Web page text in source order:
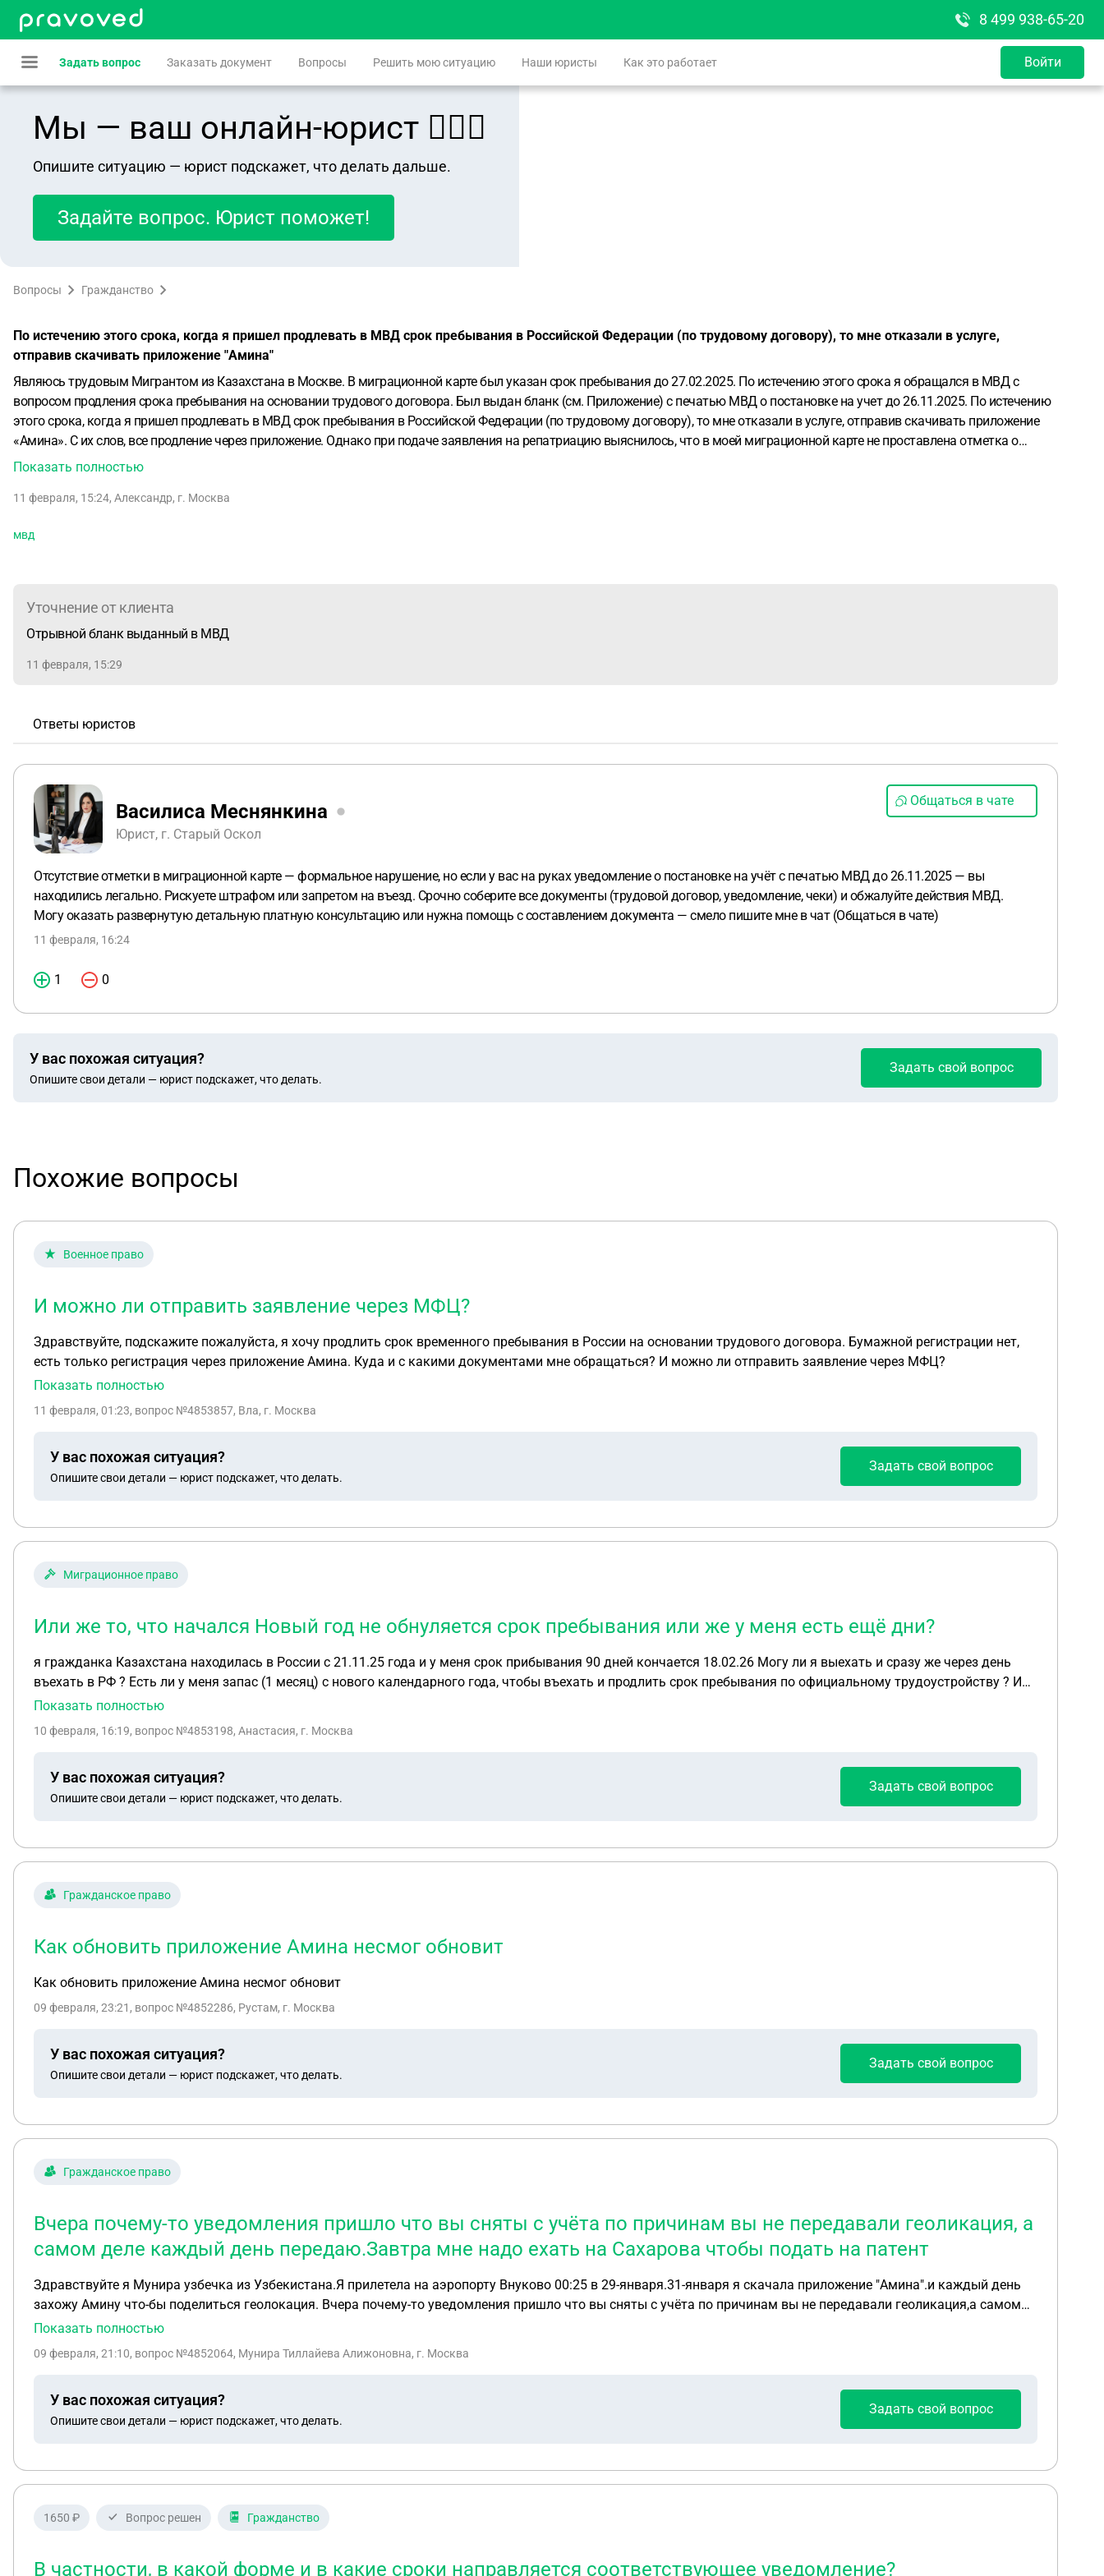
8 499 938-65-20
Задать вопрос Заказать документ Вопросы Решить мою ситуацию Наши юристы Как это работает Войти
Мы — ваш онлайн-юрист 👨🏻‍⚖️
Опишите ситуацию — юрист подскажет, что делать дальше.
Задайте вопрос. Юрист поможет!
Вопросы Гражданство
По истечению этого срока, когда я пришел продлевать в МВД срок пребывания в Российской Федерации (по трудовому договору), то мне отказали в услуге,
отправив скачивать приложение "Амина"
Являюсь трудовым Мигрантом из Казахстана в Москве. В миграционной карте был указан срок пребывания до 27.02.2025. По истечению этого срока я обращался в МВД с
вопросом продления срока пребывания на основании трудового договора. Был выдан бланк (см. Приложение) с печатью МВД о постановке на учет до 26.11.2025. По истечению
этого срока, когда я пришел продлевать в МВД срок пребывания в Российской Федерации (по трудовому договору), то мне отказали в услуге, отправив скачивать приложение
«Амина». С их слов, все продление через приложение. Однако при подаче заявления на репатриацию выяснилось, что в моей миграционной карте не проставлена отметка о
продлении срока пребывания. Придя в отдел МВД по вопросам миграции для простановки печати, мне сказали что у меня идет нарушение и печать они проставить не могут…
Показать полностью
11 февраля, 15:24, Александр, г. Москва
мвд
Уточнение от клиента
Отрывной бланк выданный в МВД
11 февраля, 15:29
Ответы юристов
Василиса Меснянкина
Юрист, г. Старый Оскол
Общаться в чате
Отсутствие отметки в миграционной карте — формальное нарушение, но если у вас на руках уведомление о постановке на учёт с печатью МВД до 26.11.2025 — вы
находились легально. Рискуете штрафом или запретом на въезд. Срочно соберите все документы (трудовой договор, уведомление, чеки) и обжалуйте действия МВД.
Могу оказать развернутую детальную платную консультацию или нужна помощь с составлением документа — смело пишите мне в чат (Общаться в чате)
11 февраля, 16:24
1 0
У вас похожая ситуация?
Опишите свои детали — юрист подскажет, что делать.
Задать свой вопрос
Похожие вопросы
Военное право
И можно ли отправить заявление через МФЦ?
Здравствуйте, подскажите пожалуйста, я хочу продлить срок временного пребывания в России на основании трудового договора. Бумажной регистрации нет,
есть только регистрация через приложение Амина. Куда и с какими документами мне обращаться? И можно ли отправить заявление через МФЦ?
Показать полностью
11 февраля, 01:23, вопрос №4853857, Вла, г. Москва
У вас похожая ситуация?
Опишите свои детали — юрист подскажет, что делать.
Задать свой вопрос
Миграционное право
Или же то, что начался Новый год не обнуляется срок пребывания или же у меня есть ещё дни?
я гражданка Казахстана находилась в России с 21.11.25 года и у меня срок прибывания 90 дней кончается 18.02.26 Могу ли я выехать и сразу же через день
въехать в РФ ? Есть ли у меня запас (1 месяц) с нового календарного года, чтобы въехать и продлить срок пребывания по официальному трудоустройству ? Или
же то , что начался Новый год не обнуляется срок пребывания или же у меня есть ещё дни ?
Показать полностью
10 февраля, 16:19, вопрос №4853198, Анастасия, г. Москва
У вас похожая ситуация?
Опишите свои детали — юрист подскажет, что делать.
Задать свой вопрос
Гражданское право
Как обновить приложение Амина несмог обновит
Как обновить приложение Амина несмог обновит
09 февраля, 23:21 , вопрос №4852286, Рустам, г. Москва
У вас похожая ситуация?
Опишите свои детали — юрист подскажет, что делать.
Задать свой вопрос
Гражданское право
Вчера почему-то уведомления пришло что вы сняты с учёта по причинам вы не передавали геоликация, а
самом деле каждый день передаю.Завтра мне надо ехать на Сахарова чтобы подать на патент
Здравствуйте я Мунира узбечка из Узбекистана.Я прилетела на аэропорту Внуково 00:25 в 29-января.31-января я скачала приложение "Амина".и каждый день
захожу Амину что-бы поделиться геолокация. Вчера почему-то уведомления пришло что вы сняты с учёта по причинам вы не передавали геоликация,а самом
деле каждый день передаю.Завтра мне надо ехать на Сахарова чтобы подать на патент
Показать полностью
09 февраля, 21:10, вопрос №4852064, Мунира Тиллайева Алижоновна, г. Москва
У вас похожая ситуация?
Опишите свои детали — юрист подскажет, что делать.
Задать свой вопрос
1650 ₽ Вопрос решен Гражданство
В частности, в какой форме и в какие сроки направляется соответствующее уведомление?